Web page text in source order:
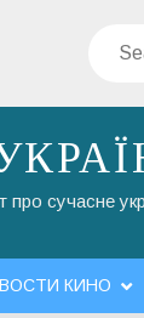
сучасне
КИНО